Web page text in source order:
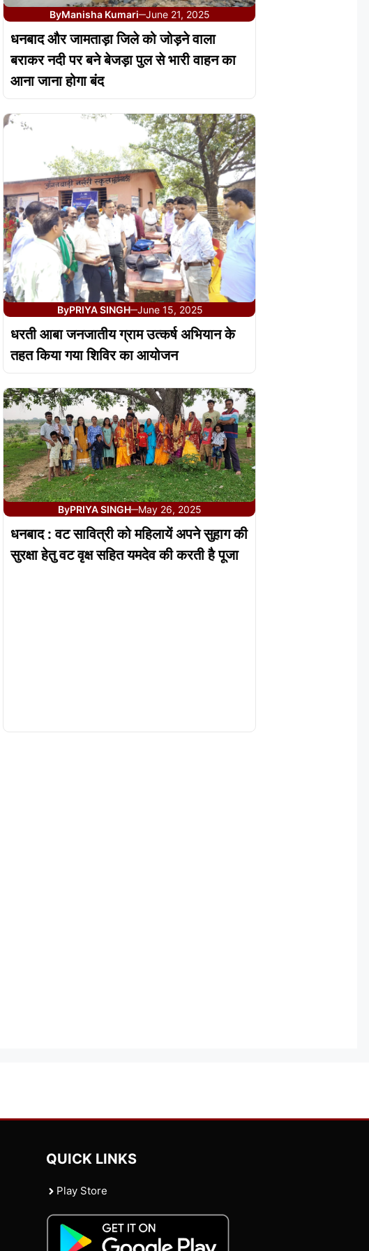
ByManisha Kumari—June 21, 2025
धनबाद और जामताड़ा जिले को जोड़ने वाला
बराकर नदी पर बने बेजड़ा पुल से भारी वाहन का
आना जाना होगा बंद
ByPRIYA SINGH—June 15, 2025
धरती आबा जनजातीय ग्राम उत्कर्ष अभियान के
तहत किया गया शिविर का आयोजन
ByPRIYA SINGH—May 26, 2025
धनबाद : वट सावित्री को महिलायें अपने सुहाग की
सुरक्षा हेतु वट वृक्ष सहित यमदेव की करती है पूजा
QUICK LINKS
Play Store